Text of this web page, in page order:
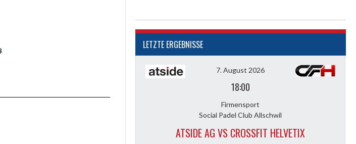
LETZTE ERGEBNISSE
7. August 2026
18:00
Firmensport
Social Padel Club Allschwil
ATSIDE AG VS CROSSFIT HELVETIX